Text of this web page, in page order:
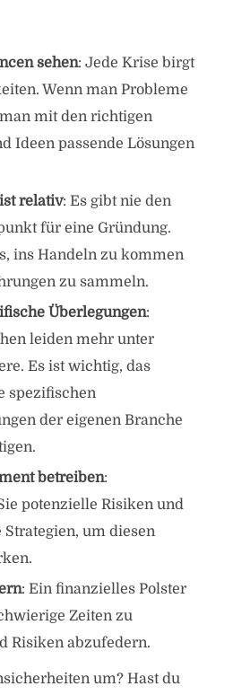
sehen: Jede Krise birgt
Wenn man Probleme
mit den richtigen
Ideen passende Lösungen
relativ: Es gibt nie den
für eine Gründung.
ins Handeln zu kommen
zu sammeln.
Überlegungen:
leiden mehr unter
Es ist wichtig, das
spezifischen
der eigenen Branche
betreiben:
potenzielle Risiken und
um diesen
: Ein finanzielles Polster
Zeiten zu
Risiken abzufedern.
um? Hast du